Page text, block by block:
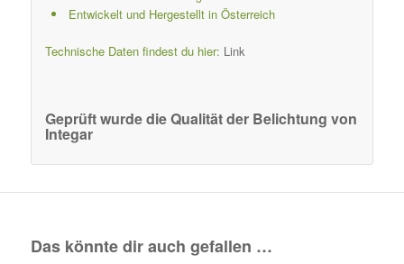
Entwickelt und Hergestellt in Österreich
Technische Daten findest du hier: Link
Geprüft wurde die Qualität der Belichtung von
Integar
Das könnte dir auch gefallen …